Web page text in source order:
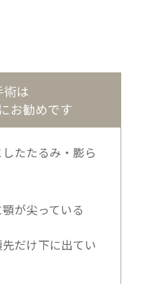
術は
お勧めです
たたるみ・膨ら
が尖っている
だけ下に出てい